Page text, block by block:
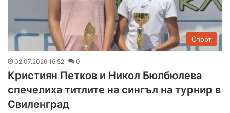
Спорт
02.07.2026 16:52 0
Кристиян Петков и Никол Бюлбюлева
спечелиха титлите на сингъл на турнир в
Свиленград